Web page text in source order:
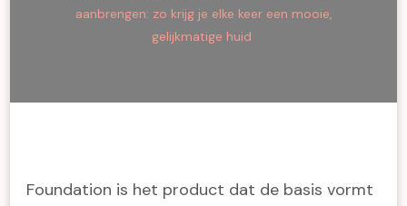
aanbrengen: zo krijg je elke keer een mooie,
gelijkmatige huid
Foundation is het product dat de basis vormt